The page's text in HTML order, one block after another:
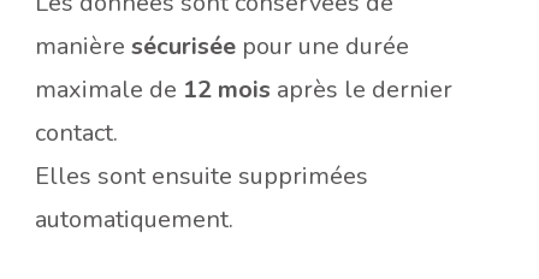
manière sécurisée pour une durée
maximale de 12 mois après le dernier
contact.
Elles sont ensuite supprimées
automatiquement.